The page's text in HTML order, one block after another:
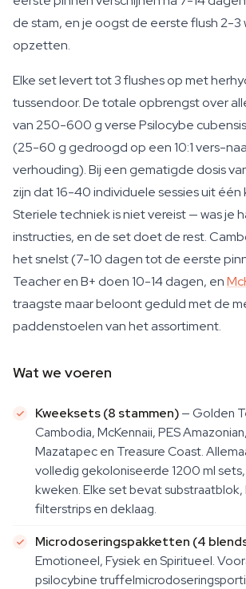
de stam, en je oogst de eerste flush 2-3
opzetten.
Elke set levert tot 3 flushes op met
tussendoor. De totale opbrengst over
van 250-600 g verse Psilocybe
(25-60 g gedroogd op een 10:1 vers-
verhouding). Bij een gematigde dosis
zijn dat 16-40 individuele sessies uit één
Steriele techniek is niet vereist — was je
instructies, en de set doet de rest.
het snelst (7-10 dagen tot de eerste
Teacher en B+ doen 10-14 dagen, en
traagste maar beloont geduld met de
paddenstoelen van het assortiment.
Wat we voeren
Kweeksets (8 stammen)— Golden
Cambodia, McKennaii, PES
Mazatapec en Treasure Coast.
volledig gekoloniseerde 1200 ml
kweken. Elke set bevat
filterstrips en deklaag.
Microdoseringspakketten (4
Emotioneel, Fysiek en Spiritueel.
psilocybine